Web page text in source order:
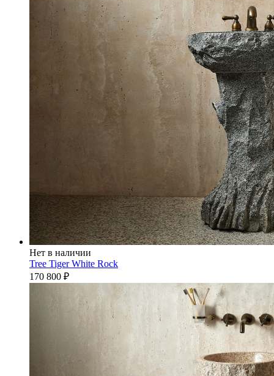
Нет в наличии
Tree Tiger White Rock
170 800 ₽